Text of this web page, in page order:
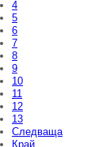
4
5
6
7
8
9
10
11
12
13
Следваща
Край